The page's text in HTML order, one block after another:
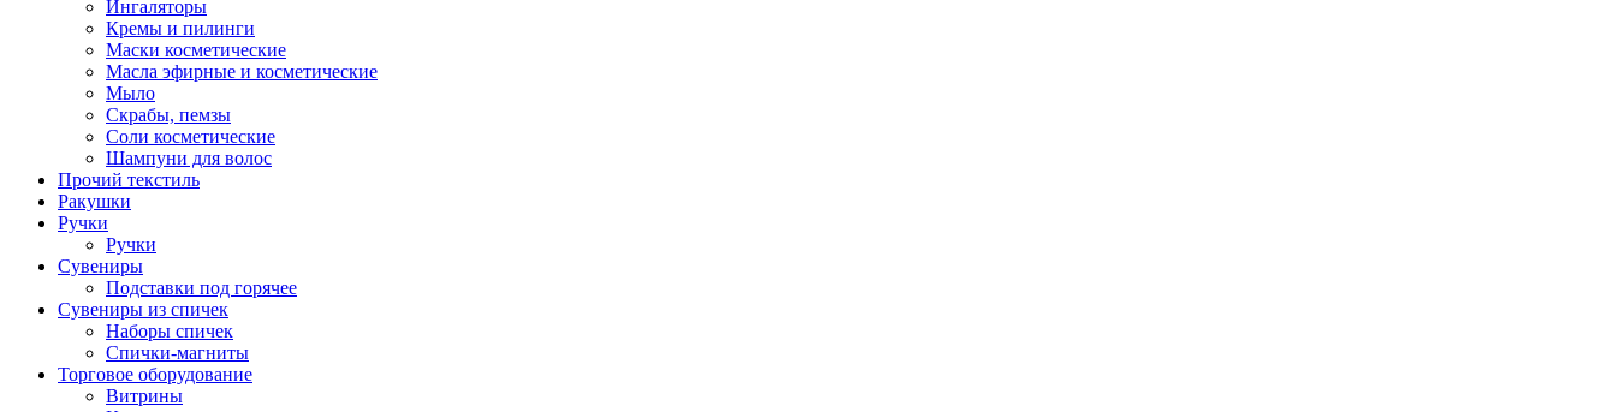
Ингаляторы
Кремы и пилинги
Маски косметические
Масла эфирные и косметические
Мыло
Скрабы, пемзы
Соли косметические
Шампуни для волос
Прочий текстиль
Ракушки
Ручки
Ручки
Сувениры
Подставки под горячее
Сувениры из спичек
Наборы спичек
Спички-магниты
Торговое оборудование
Витрины